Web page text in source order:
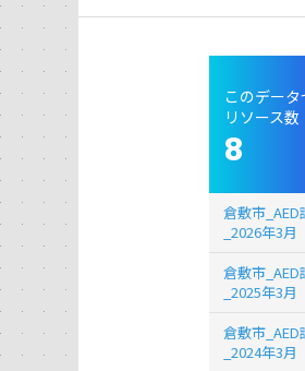
このデー
リソース数
8
倉敷市
_2026年3月
倉敷市
_2025年3月
倉敷市
_2024年3月